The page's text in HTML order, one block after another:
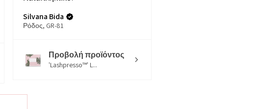
Silvana Bida
Ρόδος, GR-81
Προβολή προϊόντος
'Lashpresso™' L...